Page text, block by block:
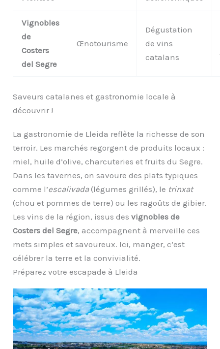
Vignobles
de
Costers
del Segre
Œnotourisme
Dégustation
de vins
catalans
Saveurs catalanes et gastronomie locale à
découvrir !
La gastronomie de Lleida reflète la richesse de son
terroir. Les marchés regorgent de produits locaux :
miel, huile d’olive, charcuteries et fruits du Segre.
Dans les tavernes, on savoure des plats typiques
comme l’escalivada(légumes grillés), le trinxat
(chou et pommes de terre) ou les ragoûts de gibier.
Les vins de la région, issus desvignobles de
Costers del Segre, accompagnent à merveille ces
mets simples et savoureux. Ici, manger, c’est
célébrer la terre et la convivialité.
Préparez votre escapade à Lleida